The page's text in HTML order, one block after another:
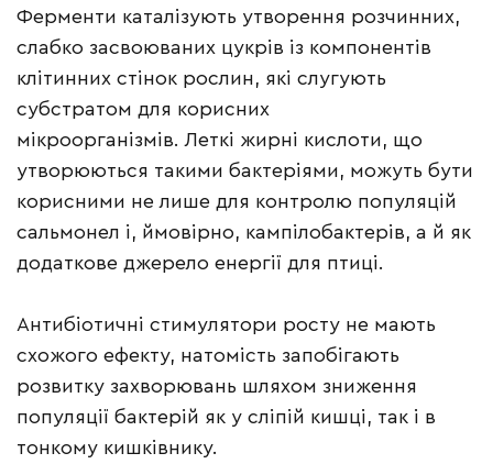
Ферменти каталізують утворення розчинних,
слабко засвоюваних цукрів із компонентів
клітинних стінок рослин, які слугують
субстратом для корисних
мікроорганізмів. Леткі жирні кислоти, що
утворюються такими бактеріями, можуть бути
корисними не лише для контролю популяцій
сальмонел і, ймовірно, кампілобактерів, а й як
додаткове джерело енергії для птиці.
Антибіотичні стимулятори росту не мають
схожого ефекту, натомість запобігають
розвитку захворювань шляхом зниження
популяції бактерій як у сліпій кишці, так і в
тонкому кишківнику.